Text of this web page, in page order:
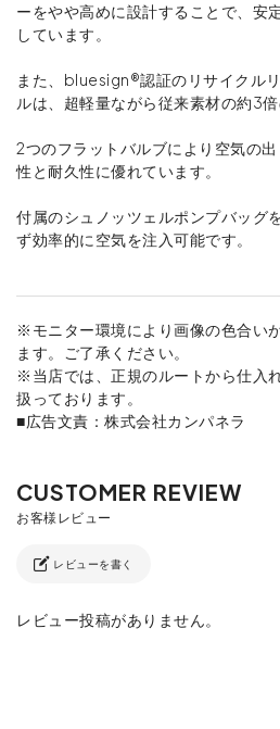
ーをやや高めに設計することで、安
しています。
また、bluesign®認証のリサイクル
ルは、超軽量ながら従来素材の約3倍
2つのフラットバルブにより空気の
性と耐久性に優れています。
付属のシュノッツェルポンプバッグ
ず効率的に空気を注入可能です。
※モニター環境により画像の色合い
ます。ご了承ください。
※当店では、正規のルートから仕入
扱っております。
■広告文責：株式会社カンパネラ
レビューを書く
レビュー投稿がありません。